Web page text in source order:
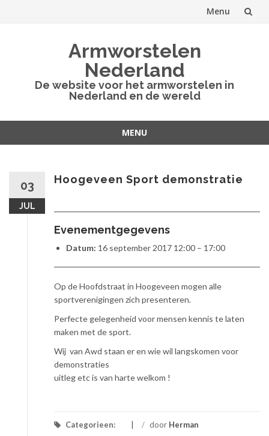
Menu
Armworstelen
Nederland
De website voor het armworstelen in
Nederland en de wereld
MENU
03
JUL
Hoogeveen Sport demonstratie
Evenementgegevens
Datum: 16 september 2017 12:00 – 17:00
Op de Hoofdstraat in Hoogeveen mogen alle
sportverenigingen zich presenteren.
Perfecte gelegenheid voor mensen kennis te laten
maken met de sport.
Wij van Awd staan er en wie wil langskomen voor
demonstraties
uitleg etc is van harte welkom !
Categorieen: / door Herman